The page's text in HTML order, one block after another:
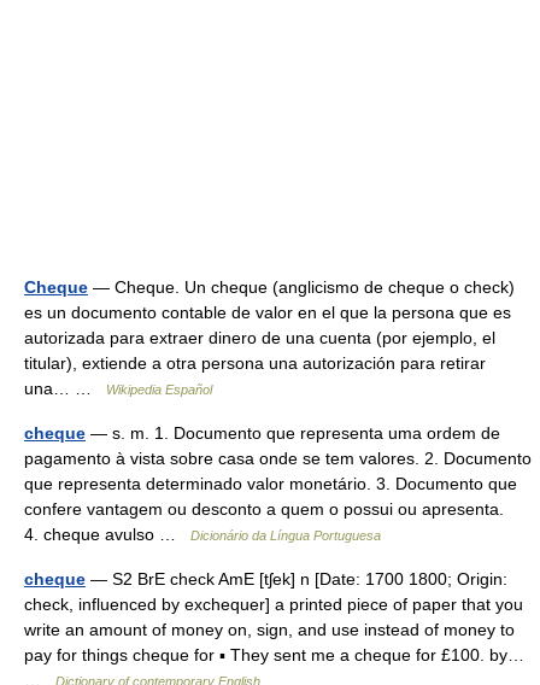
Cheque — Cheque. Un cheque (anglicismo de cheque o check)
es un documento contable de valor en el que la persona que es
autorizada para extraer dinero de una cuenta (por ejemplo, el
titular), extiende a otra persona una autorización para retirar
una… …
Wikipedia Español
cheque — s. m. 1. Documento que representa uma ordem de
pagamento à vista sobre casa onde se tem valores. 2. Documento
que representa determinado valor monetário. 3. Documento que
confere vantagem ou desconto a quem o possui ou apresenta.
4. cheque avulso …
Dicionário da Língua Portuguesa
cheque — S2 BrE check AmE [tʃek] n [Date: 1700 1800; Origin:
check, influenced by exchequer] a printed piece of paper that you
write an amount of money on, sign, and use instead of money to
pay for things cheque for ▪ They sent me a cheque for £100. by…
Dictionary of contemporary English